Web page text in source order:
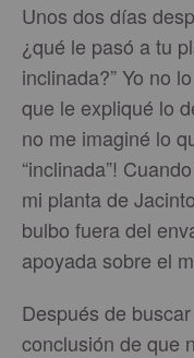
Unos dos días
¿qué le pasó a tu
inclinada?” Yo no
que le expliqué lo
no me imaginé lo
“inclinada”!
mi planta de
bulbo fuera del
apoyada sobre el
Después de
conclusión de que